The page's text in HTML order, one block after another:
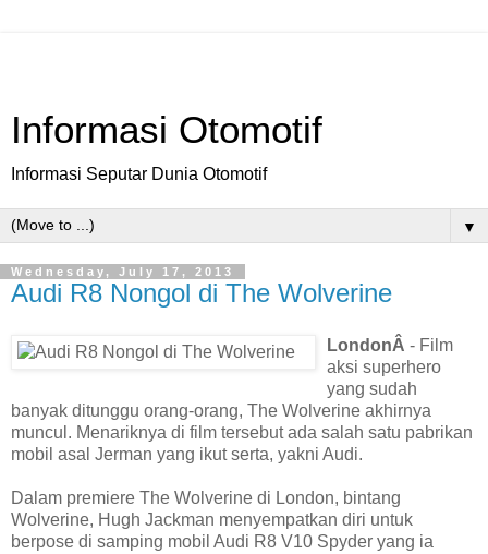
Informasi Otomotif
Informasi Seputar Dunia Otomotif
▼
Wednesday, July 17, 2013
Audi R8 Nongol di The Wolverine
LondonÂ - Film
aksi superhero
yang sudah
banyak ditunggu orang-orang, The Wolverine akhirnya
muncul. Menariknya di film tersebut ada salah satu pabrikan
mobil asal Jerman yang ikut serta, yakni Audi.
Dalam premiere The Wolverine di London, bintang
Wolverine, Hugh Jackman menyempatkan diri untuk
berpose di samping mobil Audi R8 V10 Spyder yang ia